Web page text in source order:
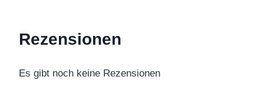
Rezensionen
Es gibt noch keine Rezensionen